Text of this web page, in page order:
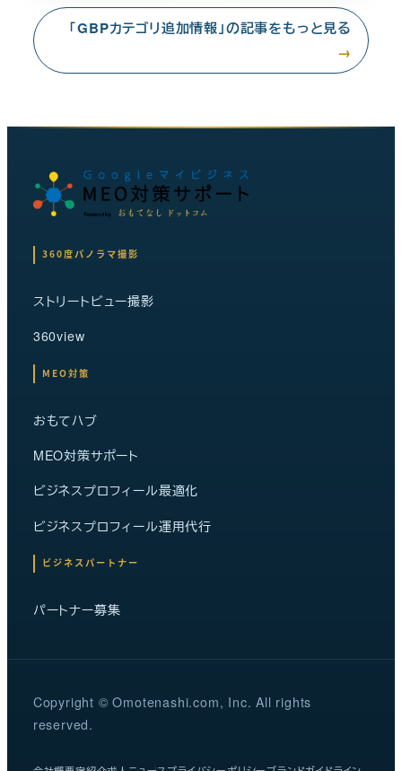
「GBPカテゴリ追加情報」の記事をもっと見る
→
360度パノラマ撮影
ストリートビュー撮影
360view
MEO対策
おもてハブ
MEO対策サポート
ビジネスプロフィール最適化
ビジネスプロフィール運用代行
ビジネスパートナー
パートナー募集
Copyright © Omotenashi.com, Inc. All rights
reserved.